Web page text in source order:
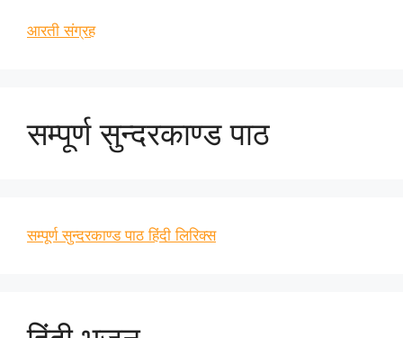
आरती संग्रह
सम्पूर्ण सुन्दरकाण्ड पाठ
सम्पूर्ण सुन्दरकाण्ड पाठ हिंदी लिरिक्स